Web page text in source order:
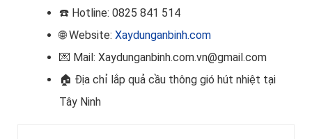
☎️ Hotline: 0825 841 514
🌐 Website: Xaydunganbinh.com
💌 Mail: Xaydunganbinh.com.vn@gmail.com
🏠 Địa chỉ lắp quả cầu thông gió hút nhiệt tại
Tây Ninh